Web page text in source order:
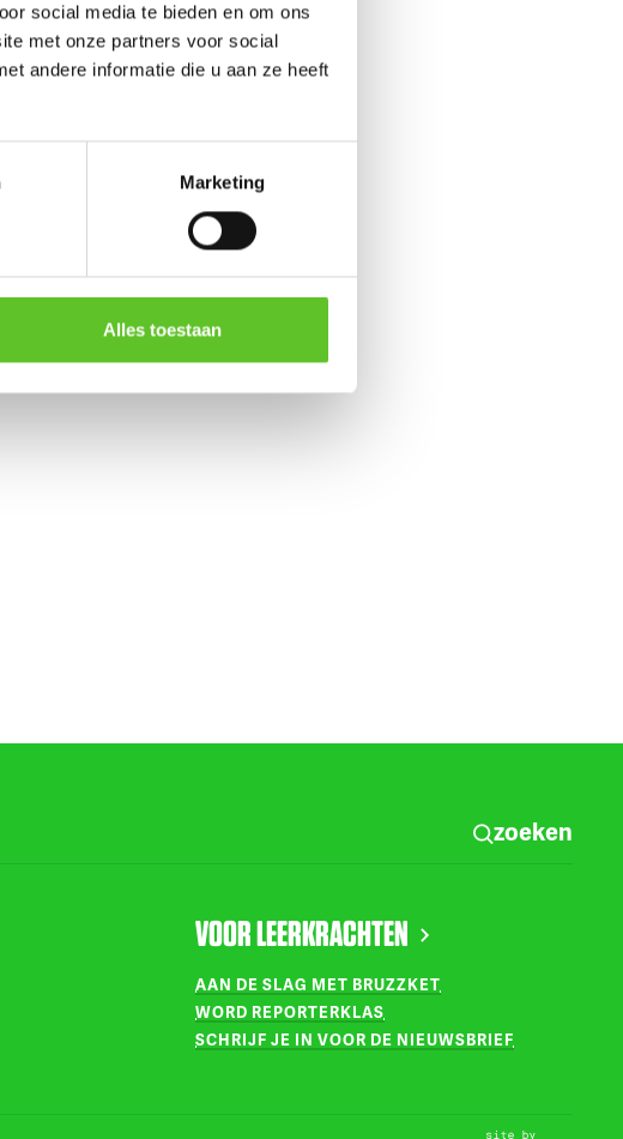
social media te bieden en om ons
met onze partners voor social
andere informatie die u aan ze heeft
Marketing
Alles toestaan
zoeken
VOOR LEERKRACHTEN
AAN DE SLAG MET BRUZZKET
WORD REPORTERKLAS
SCHRIJF JE IN VOOR DE NIEUWSBRIEF